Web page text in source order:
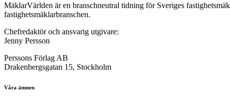
MäklarVärlden är en branschneutral tidning för Sveriges
fastighetsmäklarbranschen.
Chefredaktör och ansvarig utgivare:
Jenny Persson
Perssons Förlag AB
Drakenbergsgatan 15, Stockholm
Våra ämnen